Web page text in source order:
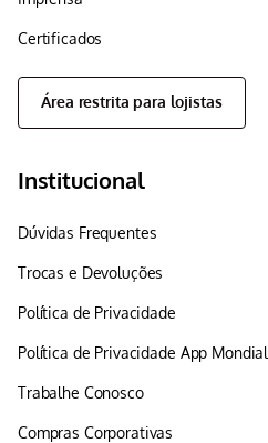
Certificados
Área restrita para lojistas
Institucional
Dúvidas Frequentes
Trocas e Devoluções
Política de Privacidade
Política de Privacidade App Mondial
Trabalhe Conosco
Compras Corporativas